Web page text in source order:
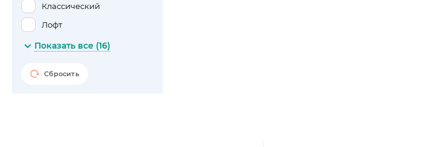
Классический
Лофт
Минимализм
Морской
Показать все (16)
Сбросить